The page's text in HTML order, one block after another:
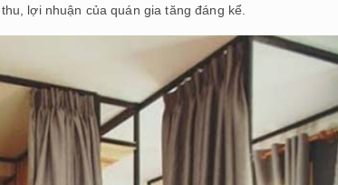
lợi nhuận của quán gia tăng đáng kể.